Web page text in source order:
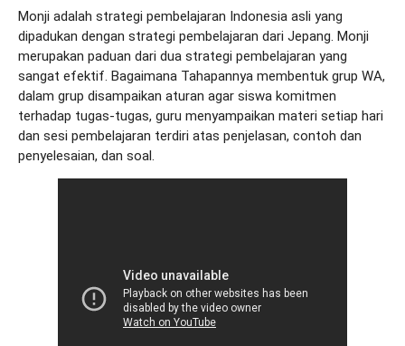
Monji adalah strategi pembelajaran Indonesia asli yang
dipadukan dengan strategi pembelajaran dari Jepang. Monji
merupakan paduan dari dua strategi pembelajaran yang
sangat efektif. Bagaimana Tahapannya membentuk grup WA,
dalam grup disampaikan aturan agar siswa komitmen
terhadap tugas-tugas, guru menyampaikan materi setiap hari
dan sesi pembelajaran terdiri atas penjelasan, contoh dan
penyelesaian, dan soal.